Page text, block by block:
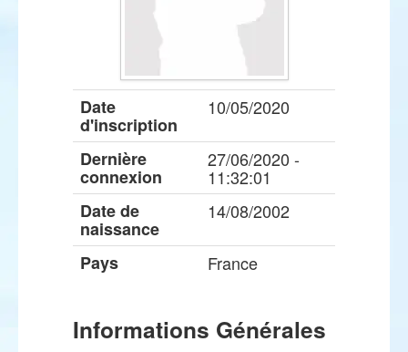
Date
d'inscription
10/05/2020
Dernière
connexion
27/06/2020 -
11:32:01
Date de
naissance
14/08/2002
Pays France
Informations Générales